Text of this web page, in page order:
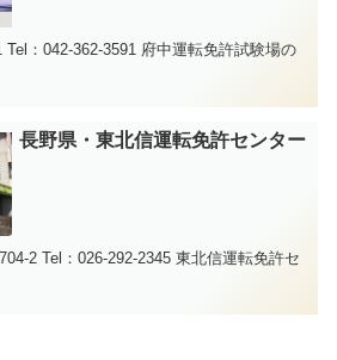
：042-362-3591 府中運転免許試験場の
長野県・東北信運転免許センター
2 Tel：026-292-2345 東北信運転免許セ